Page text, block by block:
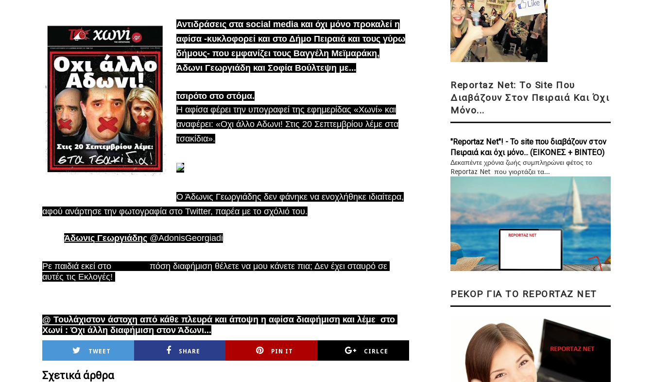
Αντιδράσεις στα social media και όχι μόνο προκαλεί η
αφίσα -κυκλοφορεί και στο Δήμο Πειραιά και τους γύρω
δήμους- που εμφανίζει τους Βαγγέλη Μεϊμαράκη,
Άδωνι Γεωργιάδη και Σοφία Βούλτεψη με...
τσιρότο στο στόμα.
Η αφίσα φέρει την υπογραφεί της εφημερίδας «Χωνί» και
αναφέρει: «Οχι άλλο Αδωνι! Στις 20 Σεπτεμβρίου λέμε στα
τσακίδια».
Ο Άδωνις Γεωργιάδης δεν φάνηκε να ενοχλήθηκε ιδιαίτερα,
αφού ανάρτησε την φωτογραφία στο Twitter, παρέα με το σχόλιό του.
Άδωνις Γεωργιάδης @AdonisGeorgiadi
Ρε παιδιά εκεί στο
πόση διαφήμιση θέλετε να μου κάνετε πια; Δεν έχει σταυρό σε
αυτές τις Εκλογές!
@ Τουλάχιστον άστοχη από κάθε πλευρά και άποψη η αφίσα διαφήμιση και λέμε  στο
Χωνί : Όχι άλλη διαφήμιση στον Άδωνι...
TWEET SHARE PIN IT CIRLCE
Σχετικά άρθρα
Reportaz Net: Το Site Που
Διαβάζουν Στον Πειραιά Και Όχι
Μόνο...
"Reportaz Net"! - Το site που διαβάζουν στον
Πειραιά και όχι μόνο... (ΕΙΚΟΝΕΣ + ΒΙΝΤΕΟ)
Δεκαπέντε χρόνια ζωής συμπληρώνει φέτος το
Reportaz Net που γιορτάζει τα...
ΡΕΚΟΡ ΓΙΑ ΤΟ REPORTAZ NET